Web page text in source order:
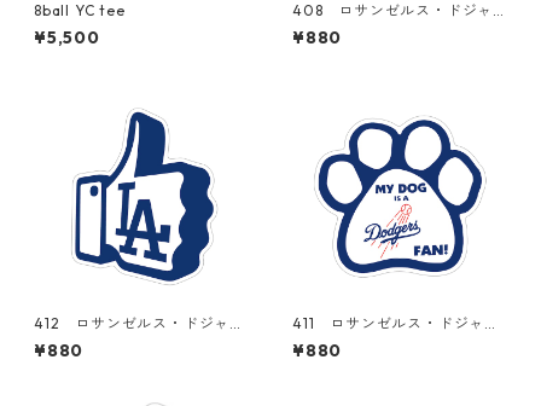
8ball YC tee
¥5,500
408 ロサンゼルス・ドジャ
ース Los Angeles Dodgers
大谷翔平 "California Marke
¥880
412 ロサンゼルス・ドジャー
ス Los Angeles Dodgers M
LB 大谷翔平 "California M
¥880
411 ロサンゼルス・ドジャー
ス Los Angeles Dodgers M
LB 大谷翔平 "California M
¥880